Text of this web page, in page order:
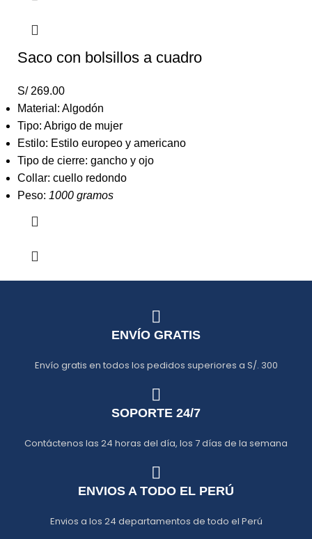
Saco con bolsillos a cuadro
S/269.00
Material: Algodón
Tipo: Abrigo de mujer
Estilo: Estilo europeo y americano
Tipo de cierre: gancho y ojo
Collar: cuello redondo
Peso: 1000 gramos
ENVÍO GRATIS
Envío gratis en todos los pedidos superiores a S/. 300
SOPORTE 24/7
Contáctenos las 24 horas del día, los 7 días de la semana
ENVIOS A TODO EL PERÚ
Envios a los 24 departamentos de todo el Perú